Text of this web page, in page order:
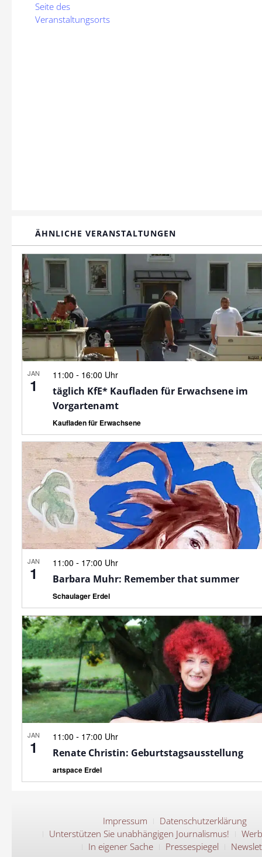
Seite des
Veranstaltungsorts
ÄHNLICHE VERANSTALTUNGEN
JAN
1
11:00 - 16:00 Uhr
täglich KfE* Kaufladen für Erwachsene im
Vorgartenamt
Kaufladen für Erwachsene
JAN
1
11:00 - 17:00 Uhr
Barbara Muhr: Remember that summer
Schaulager Erdel
JAN
1
11:00 - 17:00 Uhr
Renate Christin: Geburtstagsausstellung
artspace Erdel
Impressum
Datenschutzerklärung
Unterstützen Sie unabhängigen Journalismus!
In eigener Sache
Pressespiegel